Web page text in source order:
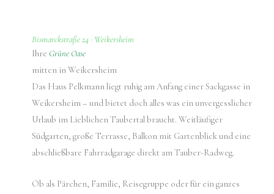
Bismarckstraße 24 · Weikersheim
Ihre Grüne Oase
mitten in Weikersheim
Das Haus Pelkmann liegt ruhig am Anfang einer Sackgasse in
Weikersheim – und bietet doch alles was ein unvergesslicher
Urlaub im Lieblichen Taubertal braucht. Weitläufiger
Südgarten, große Terrasse, Balkon mit Gartenblick und eine
abschließbare Fahrradgarage direkt am Tauber-Radweg.
Ob als Pärchen, Familie, Reisegruppe oder für ein ganzes